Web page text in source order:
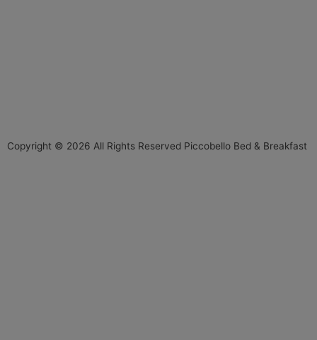
Copyright © 2026 All Rights Reserved Piccobello Bed & Breakfast